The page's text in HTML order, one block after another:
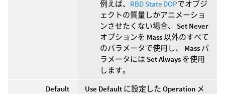
例えば、 RBD State DOPでオブジ
ェクトの質量しかアニメーショ
ンさせたくない場合、 Set Never
オプションを Mass以外のすべて
のパラメータで使用し、 Mass パ
ラメータには Set Always を使用
します。
Default
Use Default に設定した Operation メ